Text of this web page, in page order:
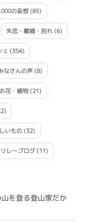
の妄想(85)
失恋・離婚・別れ(6)
ェ (354)
なさんの声(8)
お花・植物(21)
いもの (32)
リレーブログ(11)
を登る登山家だか